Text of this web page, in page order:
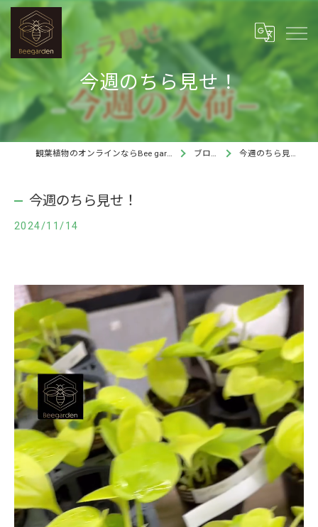
今週のちら見せ！
観葉植物のオンラインならBee garden ブログ 今週のちら見せ！
今週のちら見せ！
2024/11/14